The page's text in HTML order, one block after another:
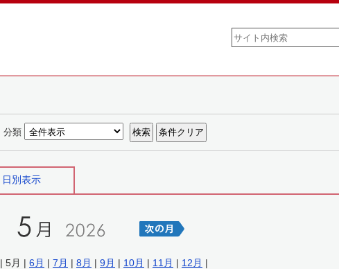
分類
日別表示
| 5月 | 6月 | 7月 | 8月 | 9月 | 10月 | 11月 | 12月 |